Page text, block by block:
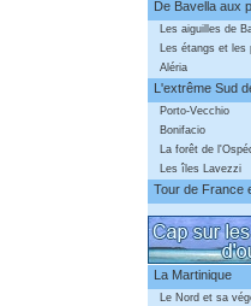
De Bavella aux
Les aiguilles de
Les étangs et les
Aléria
L'extrême Sud
Porto-Vecchio
Bonifacio
La forêt de
Les îles Lavezzi
Tour de France
La Martinique
Le Nord et sa